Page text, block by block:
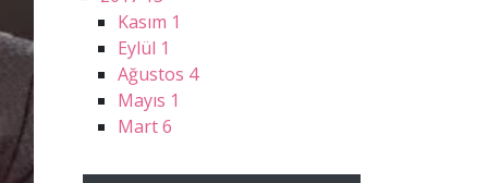
Kasım 1
Eylül 1
Ağustos 4
Mayıs 1
Mart6